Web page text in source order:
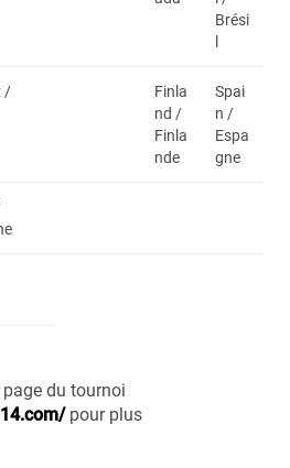
Brési
/
Finla
nd /
Finla
nde
Spai
n /
Espa
gne
du tournoi
pour plus